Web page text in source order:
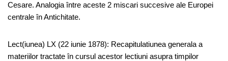
Cesare. Analogia între aceste 2 miscari succesive ale Europei
centrale în Antichitate.
Lect(iunea) LX (22 iunie 1878): Recapitulatiunea generala a
materiilor tractate în cursul acestor lectiuni asupra timpilor